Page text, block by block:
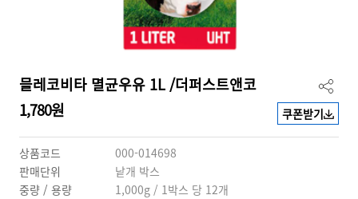
믈레코비타 멸균우유 1L /더퍼스트앤코
1,780원
쿠폰받기
상품코드
000-014698
판매단위
낱개 박스
중량 / 용량
1,000g / 1박스 당 12개